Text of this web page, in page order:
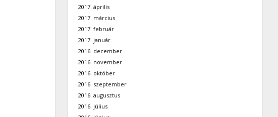
2017. április
2017. március
2017. február
2017. január
2016. december
2016. november
2016. október
2016. szeptember
2016. augusztus
2016. július